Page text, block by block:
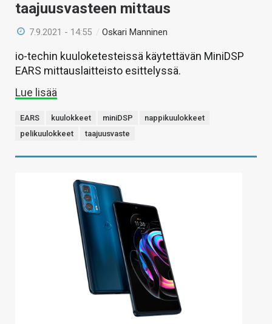
taajuusvasteen mittaus
7.9.2021 - 14:55 /Oskari Manninen
io-techin kuuloketesteissä käytettävän MiniDSP
EARS mittauslaitteisto esittelyssä.
Lue lisää
EARS kuulokkeet miniDSP
nappikuulokkeet
pelikuulokkeet
taajuusvaste